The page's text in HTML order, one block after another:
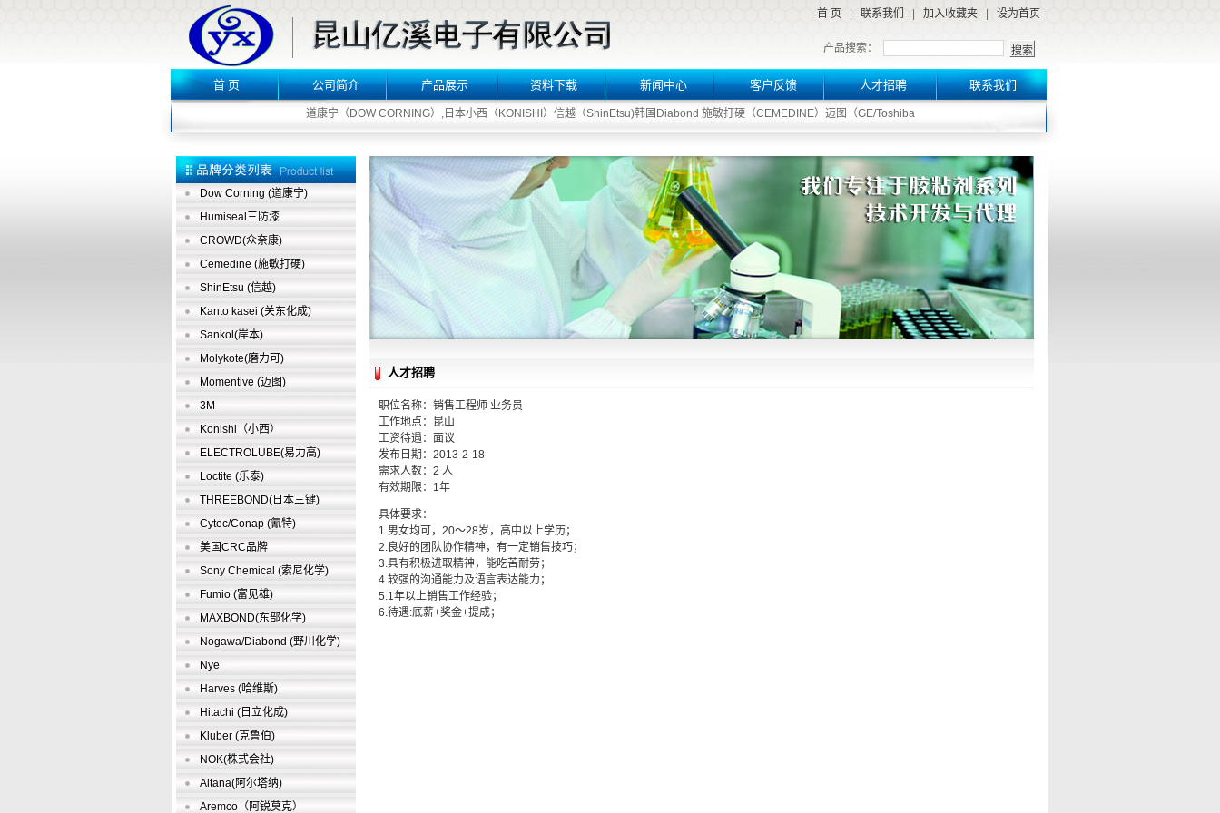
首 页 联系我们 加入收藏夹 设为首页
产品搜索：
首 页 公司简介 产品展示 资料下载 新闻中心 客户反馈 人才招聘 联系我们
道康宁（DOW CORNING）,日本小西（KONISHI）信越（ShinEtsu)韩国Diabond 施敏打硬（CEMEDINE）迈图（GE/Toshiba
Dow Corning (道康宁)
Humiseal三防漆
CROWD(众奈康)
Cemedine (施敏打硬)
ShinEtsu (信越)
Kanto kasei (关东化成)
Sankol(岸本)
Molykote(磨力可)
Momentive (迈图)
3M
Konishi（小西）
ELECTROLUBE(易力高)
Loctite (乐泰)
THREEBOND(日本三键)
Cytec/Conap (氰特)
美国CRC品牌
Sony Chemical (索尼化学)
Fumio (富见雄)
MAXBOND(东部化学)
Nogawa/Diabond (野川化学)
Nye
Harves (哈维斯)
Hitachi (日立化成)
Kluber (克鲁伯)
NOK(株式会社)
Altana(阿尔塔纳)
Aremco（阿锐莫克）
人才招聘
职位名称：销售工程师 业务员
工作地点：昆山
工资待遇：面议
发布日期：2013-2-18
需求人数：2 人
有效期限：1年
具体要求：
1.男女均可，20～28岁，高中以上学历；
2.良好的团队协作精神，有一定销售技巧；
3.具有积极进取精神，能吃苦耐劳；
4.较强的沟通能力及语言表达能力；
5.1年以上销售工作经验；
6.待遇:底薪+奖金+提成；